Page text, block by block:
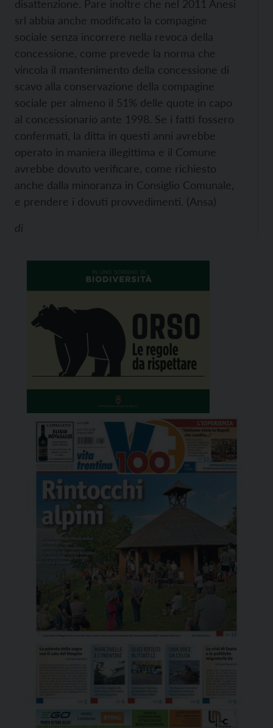
disattenzione. Pare inoltre che nel 2011 Anesi
srl abbia anche modificato la compagine
sociale senza incorrere nella revoca della
concessione, come prevede la norma che
vincola il mantenimento della concessione di
scavo alla conservazione della compagine
sociale per almeno il 51% delle quote in capo
al concessionario ante 1998. Se i fatti fossero
confermati, la ditta in questi anni avrebbe
operato in maniera illegittima e il Comune
avrebbe dovuto verificare, come richiesto
anche dalla minoranza in Consiglio Comunale,
e prendere i dovuti provvedimenti. (Ansa)
di